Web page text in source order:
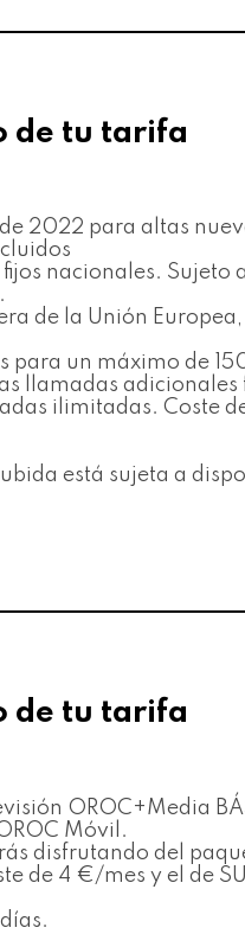
de tu tarifa
2022 para altas
nacionales. Sujeto a
de la Unión
para un máximo de
llamadas
ilimitadas. Coste
está sujeta a
de tu tarifa
OROC+Media
Móvil.
disfrutando del
de 4 €/mes y el de